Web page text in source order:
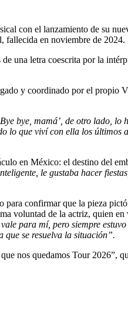
con el lanzamiento de su
fallecida en noviembre de 2024.
una letra coescrita por la
y coordinado por el propio
bye, mamá’, de otro lado,
lo que viví con ella los
en México: el destino del
le gustaba hacer
confirmar que la pieza
voluntad de la actriz, quien
para mí, pero siempre
que se resuelva la situación”.
nos quedamos Tour 2026”,